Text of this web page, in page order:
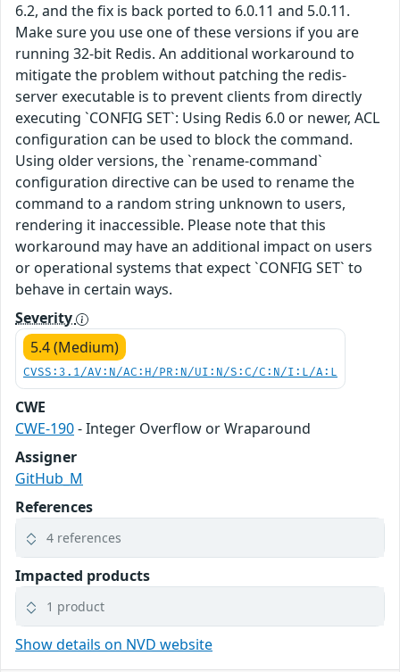
6.2, and the fix is back ported to 6.0.11 and 5.0.11.
Make sure you use one of these versions if you are
running 32-bit Redis. An additional workaround to
mitigate the problem without patching the redis-
server executable is to prevent clients from directly
executing `CONFIG SET`: Using Redis 6.0 or newer, ACL
configuration can be used to block the command.
Using older versions, the `rename-command`
configuration directive can be used to rename the
command to a random string unknown to users,
rendering it inaccessible. Please note that this
workaround may have an additional impact on users
or operational systems that expect `CONFIG SET` to
behave in certain ways.
Severity
5.4 (Medium)
CVSS:3.1/AV:N/AC:H/PR:N/UI:N/S:C/C:N/I:L/A:L
CWE
CWE-190- Integer Overflow or Wraparound
Assigner
GitHub_M
References
4 references
Impacted products
1 product
Show details on NVD website